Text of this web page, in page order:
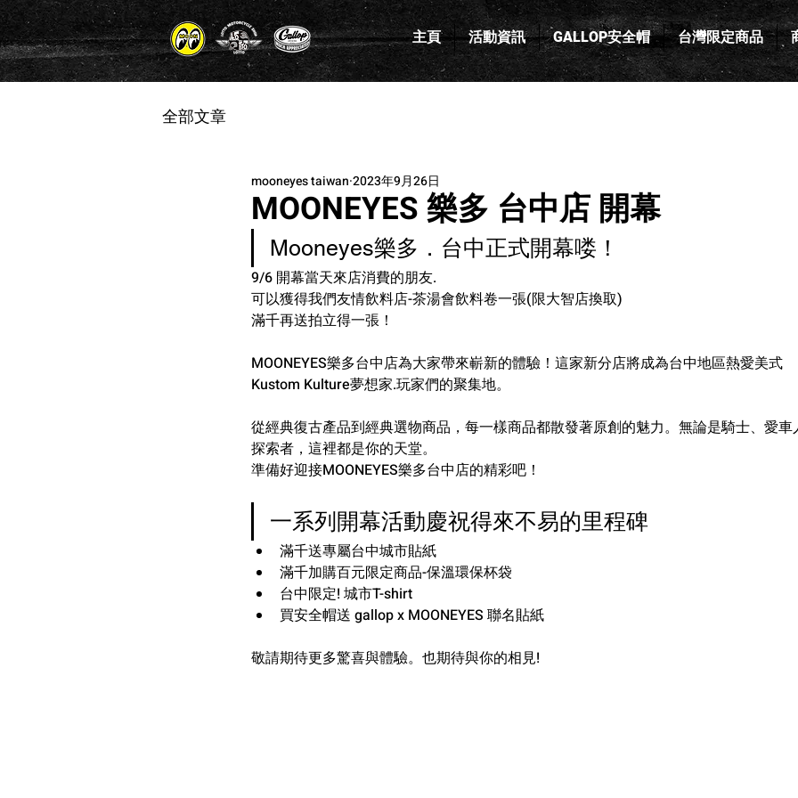
主頁 活動資訊 GALLOP安全帽 台灣限定商品
全部文章
MOONEYES 樂多 台中店 開幕
mooneyes taiwan 2023年9月26日
Mooneyes樂多．台中正式開幕喽！
9/6 開幕當天來店消費的朋友.
可以獲得我們友情飲料店-茶湯會飲料卷一張(限大智店換取)
滿千再送拍立得一張！
MOONEYES樂多台中店為大家帶來嶄新的體驗！這家新分店將成為台中地區熱愛美式
Kustom Kulture夢想家.玩家們的聚集地。
從經典復古產品到經典選物商品，每一樣商品都散發著原創的魅力。無論是騎士、愛
探索者，這裡都是你的天堂。
準備好迎接MOONEYES樂多台中店的精彩吧！
一系列 開幕活動慶祝得來不易的里程碑
滿千送專屬台中城市貼紙
滿千加購百元限定商品-保溫環保杯袋
台中限定! 城市T-shirt
買安全帽送 gallop x MOONEYES 聯名貼紙
敬請期待更多驚喜與體驗。也期待與你的相見!